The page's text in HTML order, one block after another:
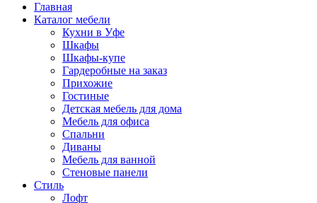
Главная
Каталог мебели
Кухни в Уфе
Шкафы
Шкафы-купе
Гардеробные на заказ
Прихожие
Гостиные
Детская мебель для дома
Мебель для офиса
Спальни
Диваны
Мебель для ванной
Стеновые панели
Стиль
Лофт